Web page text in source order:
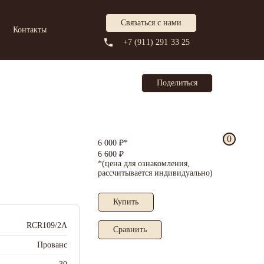
Контакты
Связаться с нами
+7 (911) 291 33 25
0
Поделиться
RCR109/2A
Прованс
6 000 ₽*
6 600 ₽
*(цена для ознакомления,
рассчитывается индивидуально)
Купить
Cравнить